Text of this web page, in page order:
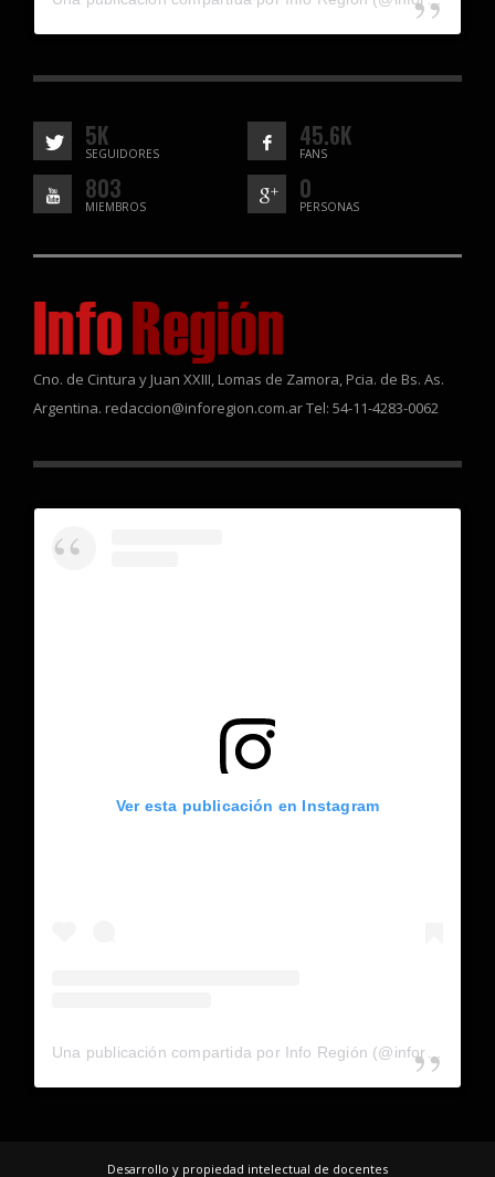
5K
SEGUIDORES
45.6K
FANS
803
MIEMBROS
0
PERSONAS
Cno. de Cintura y Juan XXIII, Lomas de Zamora, Pcia. de Bs. As.
Argentina. redaccion@inforegion.com.ar Tel: 54-11-4283-0062
Ver esta publicación en Instagram
Desarrollo y propiedad intelectual de docentes